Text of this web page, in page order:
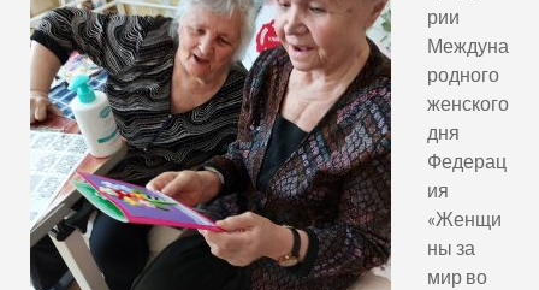
рии
Междуна
родного
женского
дня
Федерац
ия
«Женщи
ны за
мир во